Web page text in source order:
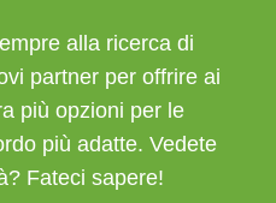
alla ricerca di
partner per offrire ai
più opzioni per le
più adatte. Vedete
Fateci sapere!